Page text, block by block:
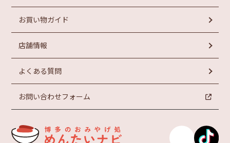
ラーメン
2,000円以上
4,000
常温商品
冷凍商品
お買い物ガイド
店舗情報
よくある質問
お問い合わせフォーム